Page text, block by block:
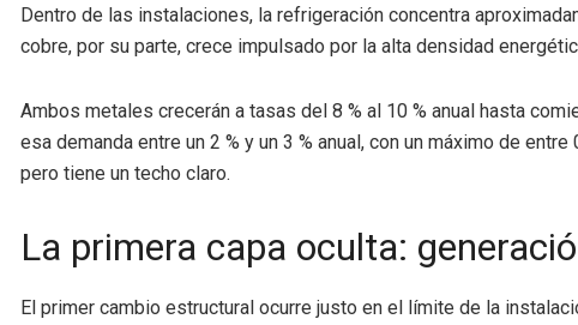
Dentro de las instalaciones, la refrigeración concentra
cobre, por su parte, crece impulsado por la alta densidad
Ambos metales crecerán a tasas del 8 % al 10 % anual hasta
esa demanda entre un 2 % y un 3 % anual, con un máximo de
pero tiene un techo claro.
La primera capa oculta:
El primer cambio estructural ocurre justo en el límite de la